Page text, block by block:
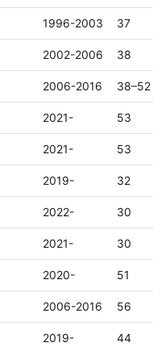
1996-2003 37
2002-2006 38
2006-2016 38–52
2021- 53
2021- 53
2019- 32
2022- 30
2021- 30
2020- 51
2006-2016 56
2019- 44